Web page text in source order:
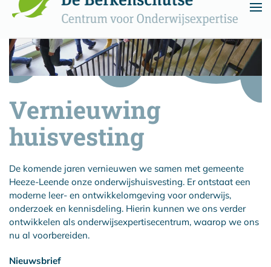
Vernieuwing
huisvesting
De komende jaren vernieuwen we samen met gemeente
Heeze-Leende onze onderwijshuisvesting. Er ontstaat een
moderne leer- en ontwikkelomgeving voor onderwijs,
onderzoek en kennisdeling. Hierin kunnen we ons verder
ontwikkelen als onderwijsexpertisecentrum, waarop we ons
nu al voorbereiden.
Nieuwsbrief